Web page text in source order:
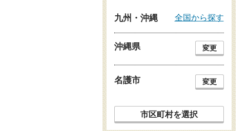
九州・沖縄 全国から探す
沖縄県 変更
名護市 変更
市区町村を選択